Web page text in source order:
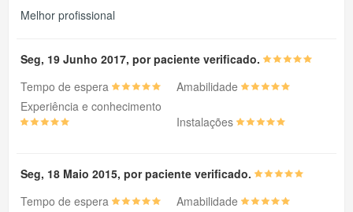
Melhor profissional
Seg, 19 Junho 2017, por paciente verificado.
Tempo de espera
Amabilidade
Experiência e conhecimento
Instalações
Seg, 18 Maio 2015, por paciente verificado.
Tempo de espera
Amabilidade